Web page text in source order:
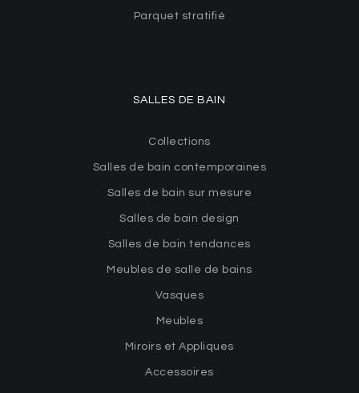
Parquet stratifié
SALLES DE BAIN
Collections
Salles de bain contemporaines
Salles de bain sur mesure
Salles de bain design
Salles de bain tendances
Meubles de salle de bains
Vasques
Meubles
Miroirs et Appliques
Accessoires